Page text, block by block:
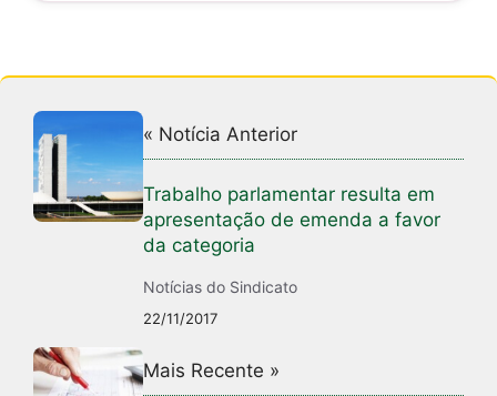
k
« Notícia Anterior
Trabalho parlamentar resulta em
apresentação de emenda a favor
da categoria
Notícias do Sindicato
22/11/2017
Mais Recente »